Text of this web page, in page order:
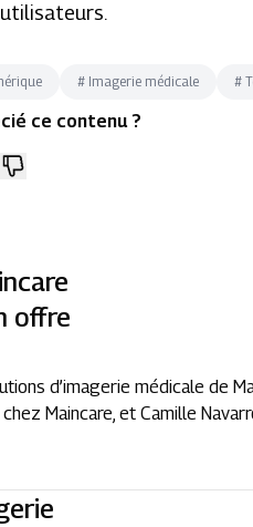
# Imagerie médicale #
ce contenu ?
offre
d’imagerie médicale de
Maincare, et Camille